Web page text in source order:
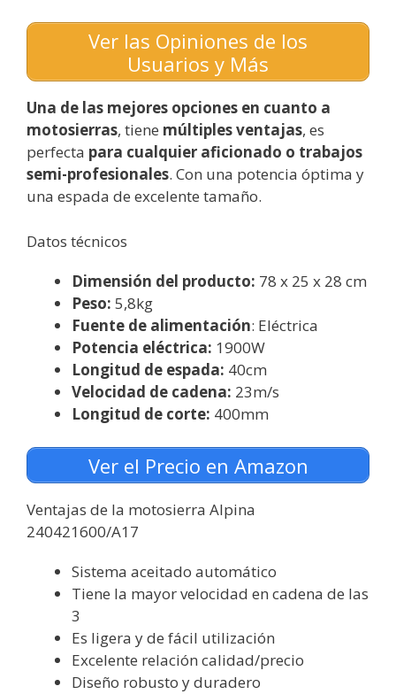
Ver las Opiniones de los
Usuarios y Más
Una de las mejores opciones en cuanto a
motosierras, tiene múltiples ventajas, es
perfecta para cualquier aficionado o trabajos
semi-profesionales. Con una potencia óptima y
una espada de excelente tamaño.
Datos técnicos
Dimensión del producto: 78 x 25 x 28 cm
Peso: 5,8kg
Fuente de alimentación: Eléctrica
Potencia eléctrica: 1900W
Longitud de espada: 40cm
Velocidad de cadena: 23m/s
Longitud de corte: 400mm
Ver el Precio en Amazon
Ventajas de la motosierra Alpina
240421600/A17
Sistema aceitado automático
Tiene la mayor velocidad en cadena de las
3
Es ligera y de fácil utilización
Excelente relación calidad/precio
Diseño robusto y duradero